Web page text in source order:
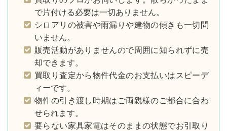
で片付ける必要は一切ありません。
シロアリの被害や雨漏りや建物の傾きも一切問
いません。
販売活動がありませんので周囲に知られずに売
却できます。
買取り査定から物件代金のお支払いはスピーデ
ィーです。
物件の引き渡し時期はご両親様のご都合に合わ
せられます。
要らない家具家電はそのままの状態でお引取り